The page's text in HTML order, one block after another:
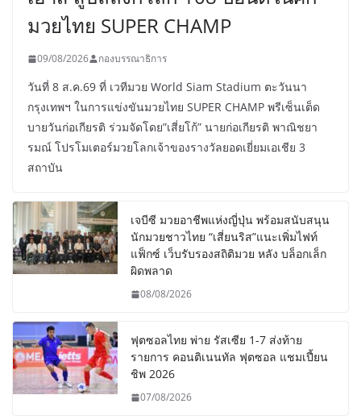
มวยไทย SUPER CHAMP
09/08/2026 กองบรรณาธิการ
วันที่ 8 ส.ค.69 ที่ เวทีมวย World Siam Stadium ตะวันนา
กรุงเทพฯ ในการแข่งขันมวยไทย SUPER CHAMP พรีเซ็นเต็ด
บายวันก่อเกียรติ ร่วมจัดโดย”เสี่ยโก้” นายก่อเกียรติ พาณิชยา
รมณ์ โปรโมเตอร์มวยโลกเจ้าของรางวัลยอดเยี่ยมเอเชีย 3
สถาบัน
เจบีซี มวยอาชีพแห่งญี่ปุ่น พร้อมสนับสนุน
นักมวยชาวไทย “เสี่ยนริส”แนะเพิ่มไฟท์
แฟ็กซ์ เว็บรับรองสถิติมวย หลัง บล็อกเล็ก
ผิดพลาด
08/08/2026
ฟุตซอลไทย พ่าย รัสเซีย 1-7 ส่งท้าย
รายการ คอนติเนนทัล ฟุตซอล แชมเปี้ยน
ชิพ 2026
07/08/2026